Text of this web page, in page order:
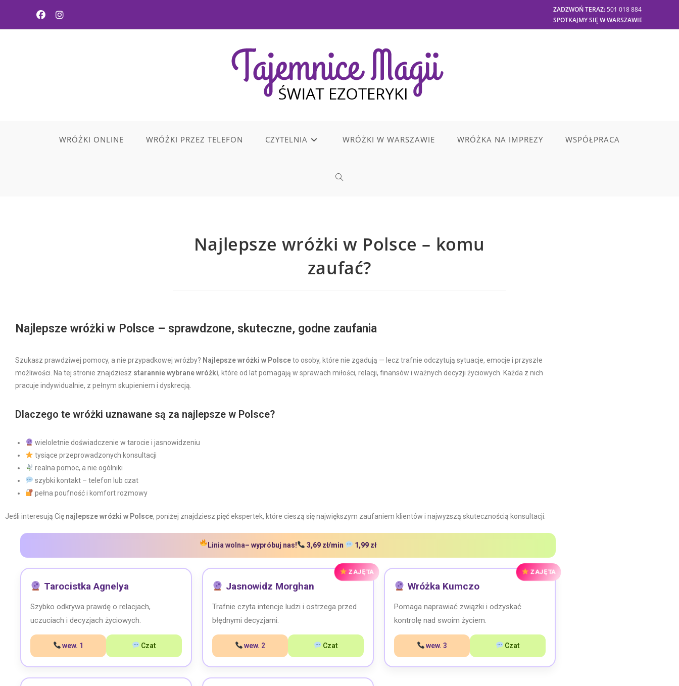
ZADZWOŃ TERAZ:501 018 884
SPOTKAJMY SIĘ W WARSZAWIE
WRÓŻKI ONLINE WRÓŻKI PRZEZ TELEFON CZYTELNIA WRÓŻKI W WARSZAWIE WRÓŻKA NA IMPREZY WSPÓŁPRACA
Najlepsze wróżki w Polsce – komu
zaufać?
Najlepsze wróżki w Polsce – sprawdzone, skuteczne, godne zaufania
Szukasz prawdziwej pomocy, a nie przypadkowej wróżby? Najlepsze wróżki w Polsceto osoby, które nie zgadują — lecz trafnie odczytują sytuacje, emocje i przyszłe
możliwości. Na tej stronie znajdziesz starannie wybrane wróżki, które od lat pomagają w sprawach miłości, relacji, finansów i ważnych decyzji życiowych. Każda z nich
pracuje indywidualnie, z pełnym skupieniem i dyskrecją.
Dlaczego te wróżki uznawane są za najlepsze w Polsce?
wieloletnie doświadczenie w tarocie i jasnowidzeniu
tysiące przeprowadzonych konsultacji
realna pomoc, a nie ogólniki
szybki kontakt – telefon lub czat
pełna poufność i komfort rozmowy
Jeśli interesują Cię najlepsze wróżki w Polsce, poniżej znajdziesz pięć ekspertek, które cieszą się największym zaufaniem klientów i najwyższą skutecznością konsultacji.
Linia wolna– wypróbuj nas! 3,69 zł/min 1,99 zł
Tarocistka Agnelya
Szybko odkrywa prawdę o relacjach,
uczuciach i decyzjach życiowych.
wew. 1 Czat
ZAJĘTA
Jasnowidz Morghan
Trafnie czyta intencje ludzi i ostrzega przed
błędnymi decyzjami.
wew. 2 Czat
ZAJĘTA
Wróżka Kumczo
Pomaga naprawiać związki i odzyskać
kontrolę nad swoim życiem.
wew. 3 Czat